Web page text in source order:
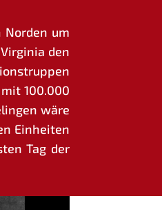
Nor­den um
den
100.000
wäre
Ein­hei­ten
Tag der